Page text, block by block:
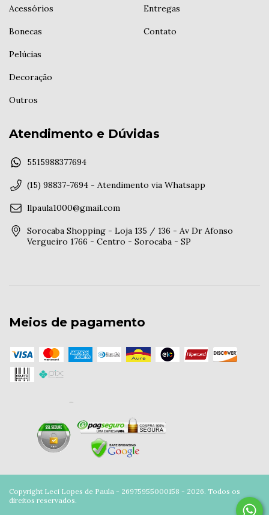
Acessórios
Bonecas
Pelúcias
Decoração
Outros
Entregas
Contato
Atendimento e Dúvidas
5515988377694
(15) 98837-7694 - Atendimento via Whatsapp
llpaula1000@gmail.com
Sorocaba Shopping - Loja 135 / 136 - Av Dr Afonso
Vergueiro 1766 - Centro - Sorocaba - SP
Meios de pagamento
Copyright Leci Lopes de Paula - 26975955000158 - 2026. Todos os
direitos reservados.